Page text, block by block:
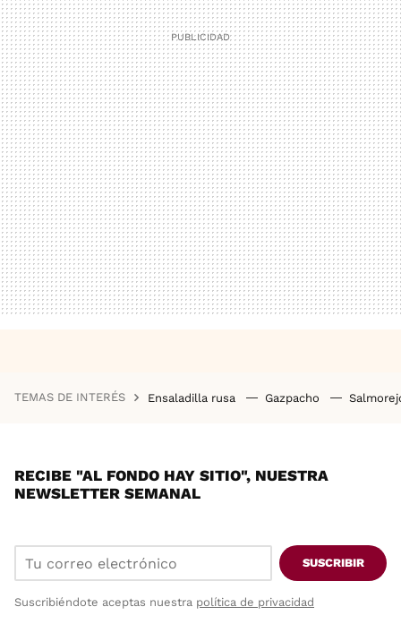
TEMAS DE INTERÉS Ensaladilla rusa Gazpacho
RECIBE "AL FONDO HAY SITIO", NUESTRA
NEWSLETTER SEMANAL
SUSCRIBIR
Suscribiéndote aceptas nuestra política de privacidad